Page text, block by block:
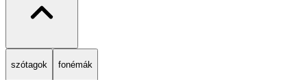
szótagok fonémák